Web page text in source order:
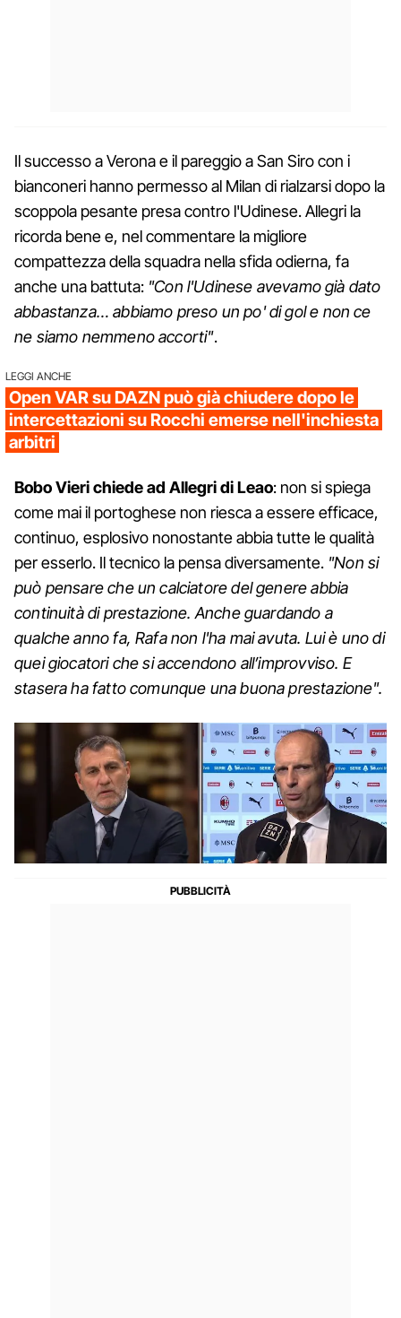
Il successo a Verona e il pareggio a San Siro con i
bianconeri hanno permesso al Milan di rialzarsi dopo la
scoppola pesante presa contro l'Udinese. Allegri la
ricorda bene e, nel commentare la migliore
compattezza della squadra nella sfida odierna, fa
anche una battuta: "Con l'Udinese avevamo già dato
abbastanza… abbiamo preso un po' di gol e non ce
ne siamo nemmeno accorti".
LEGGI ANCHE
Open VAR su DAZN può già chiudere dopo le
intercettazioni su Rocchi emerse nell'inchiesta
arbitri
Bobo Vieri chiede ad Allegri di Leao: non si spiega
come mai il portoghese non riesca a essere efficace,
continuo, esplosivo nonostante abbia tutte le qualità
per esserlo. Il tecnico la pensa diversamente. "Non si
può pensare che un calciatore del genere abbia
continuità di prestazione. Anche guardando a
qualche anno fa, Rafa non l'ha mai avuta. Lui è uno di
quei giocatori che si accendono all’improvviso. E
stasera ha fatto comunque una buona prestazione".